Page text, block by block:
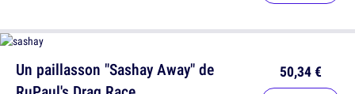
Un paillasson "Sashay Away" de
50,34 €